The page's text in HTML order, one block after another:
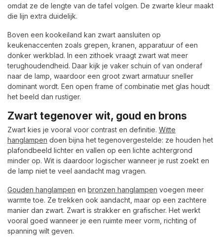
omdat ze de lengte van de tafel volgen. De zwarte kleur maakt
die lijn extra duidelijk.
Boven een kookeiland kan zwart aansluiten op
keukenaccenten zoals grepen, kranen, apparatuur of een
donker werkblad. In een zithoek vraagt zwart wat meer
terughoudendheid. Daar kijk je vaker schuin of van onderaf
naar de lamp, waardoor een groot zwart armatuur sneller
dominant wordt. Een open frame of combinatie met glas houdt
het beeld dan rustiger.
Zwart tegenover wit, goud en brons
Zwart kies je vooral voor contrast en definitie. Witte
hanglampen doen bijna het tegenovergestelde: ze houden het
plafondbeeld lichter en vallen op een lichte achtergrond
minder op. Wit is daardoor logischer wanneer je rust zoekt en
de lamp niet te veel aandacht mag vragen.
Gouden hanglampen en bronzen hanglampen voegen meer
warmte toe. Ze trekken ook aandacht, maar op een zachtere
manier dan zwart. Zwart is strakker en grafischer. Het werkt
vooral goed wanneer je een ruimte meer vorm, richting of
spanning wilt geven.